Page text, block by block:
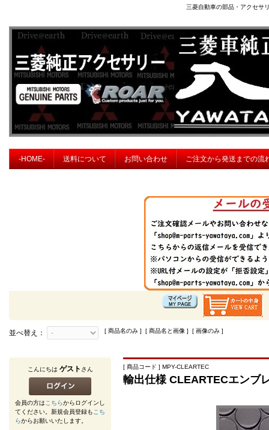
三菱自動車の部品・アクセサ
-HOME- 送料について お問い合わせ ご注文から発送までの流
並べ替え： [ 商品名のみ ] [ 商品名と画像 ] [ 画像のみ ]
[ 商品コード ] MPY-CLEARTEC
輸出仕様 CLEARTECエンブ
こんにちは ゲスト さん
会員の方はこちらからログインし
てください。新規会員登録もこち
らからお願いいたします。